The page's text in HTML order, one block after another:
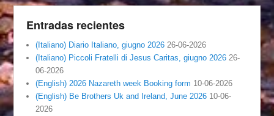
Entradas recientes
(Italiano) Diario Italiano, giugno 2026 26-06-2026
(Italiano) Piccoli Fratelli di Jesus Caritas, giugno 2026 26-
06-2026
(English) 2026 Nazareth week Booking form 10-06-2026
(English) Be Brothers Uk and Ireland, June 2026 10-06-
2026